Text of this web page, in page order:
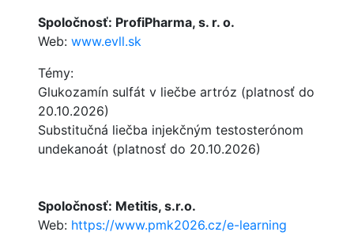
Spoločnosť: ProfiPharma, s. r. o.
Web: www.evll.sk
Témy:
Glukozamín sulfát v liečbe artróz (platnosť do
20.10.2026)
Substitučná liečba injekčným testosterónom
undekanoát (platnosť do 20.10.2026)
Spoločnosť: Metitis, s.r.o.
Web: https://www.pmk2026.cz/e-learning